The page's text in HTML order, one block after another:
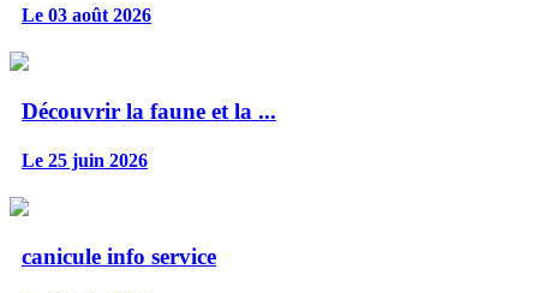
Le 03 août 2026
Découvrir la faune et la ...
Le 25 juin 2026
canicule info service